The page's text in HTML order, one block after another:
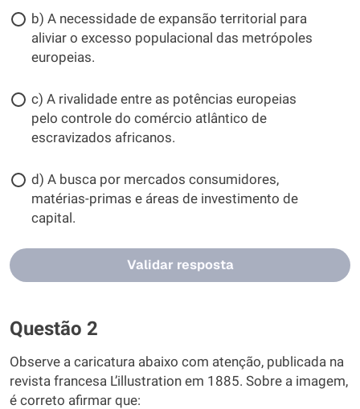
b) A necessidade de expansão territorial para
aliviar o excesso populacional das metrópoles
europeias.
c) A rivalidade entre as potências europeias
pelo controle do comércio atlântico de
escravizados africanos.
d) A busca por mercados consumidores,
matérias-primas e áreas de investimento de
capital.
Validar resposta
Questão 2
Observe a caricatura abaixo com atenção, publicada na
revista francesa Lʼillustration em 1885. Sobre a imagem,
é correto afirmar que: